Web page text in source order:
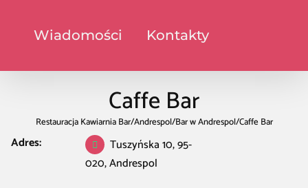
Wiadomości Kontakty
Caffe Bar
Restauracja Kawiarnia Bar/Andrespol/Bar w Andrespol/Caffe Bar
Adres:
Tuszyńska 10, 95-
020, Andrespol